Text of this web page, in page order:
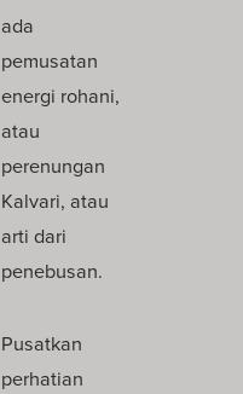
ada
pemusatan
energi rohani,
atau
perenungan
Kalvari, atau
arti dari
penebusan.
Pusatkan
perhatian